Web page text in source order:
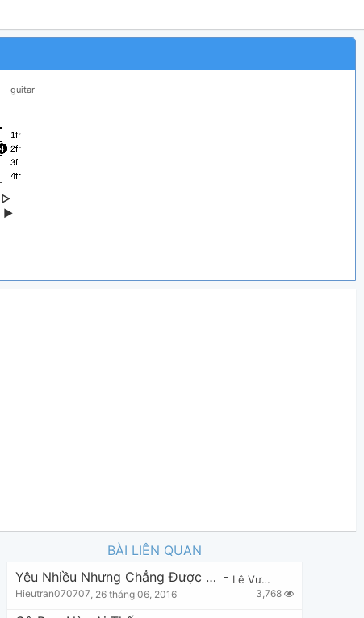
guitar
▷
▶
BÀI LIÊN QUAN
Yêu Nhiều Nhưng Chẳng Được Bao Nhiêu
- Lê Vương
Hieutran070707 26 tháng 06, 2016 3,768